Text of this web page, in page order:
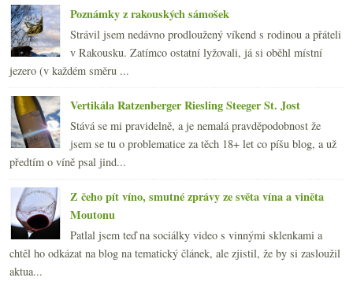
Poznámky z rakouských sámošek
Strávil jsem nedávno prodloužený víkend s rodinou a přáteli
v Rakousku. Zatímco ostatní lyžovali, já si oběhl místní
jezero (v každém směru ...
Vertikála Ratzenberger Riesling Steeger St. Jost
Stává se mi pravidelně, a je nemalá pravděpodobnost že
jsem se tu o problematice za těch 18+ let co píšu blog, a už
předtím o víně psal jind...
Z čeho pít víno, smutné zprávy ze světa vína a viněta
Moutonu
Patlal jsem teď na sociálky video s vinnými sklenkami a
chtěl ho odkázat na blog na tematický článek, ale zjistil, že by si zasloužil
aktua...